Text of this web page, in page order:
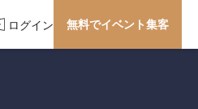
ログイン 無料でイベント集客